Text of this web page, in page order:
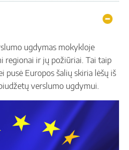
ugdymas mokykloje
regionai ir jų požiūriai. Tai taip
pusė Europos šalių skiria lėšų iš
verslumo ugdymui.